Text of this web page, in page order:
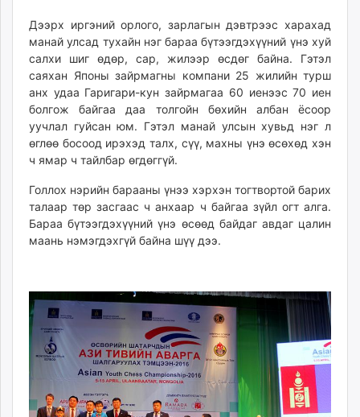
Дээрх иргэний орлого, зарлагын дэвтрээс харахад
манай улсад тухайн нэг бараа бүтээгдэхүүний үнэ хуй
салхи шиг өдөр, сар, жилээр өсдөг байна. Гэтэл
саяхан Японы зайрмагны компани 25 жилийн турш
анх удаа Гаригари-кун зайрмагаа 60 иенээс 70 иен
болгож байгаа даа толгойн бөхийн албан ёсоор
уучлал гуйсан юм. Гэтэл манай улсын хувьд нэг л
өглөө босоод ирэхэд талх, сүү, махны үнэ өсөхөд хэн
ч ямар ч тайлбар өгдөггүй.
Голлох нэрийн барааны үнээ хэрхэн тогтвортой барих
талаар төр засгаас ч анхаар ч байгаа зүйл огт алга.
Бараа бүтээгдэхүүний үнэ өсөөд байдаг авдаг цалин
маань нэмэгдэхгүй байна шүү дээ.